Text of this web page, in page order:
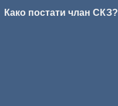
Како постати члан СКЗ?